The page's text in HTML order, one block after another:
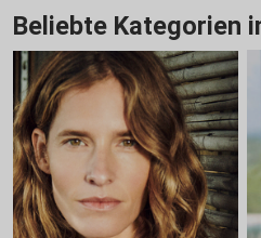
Beliebte Kategorien